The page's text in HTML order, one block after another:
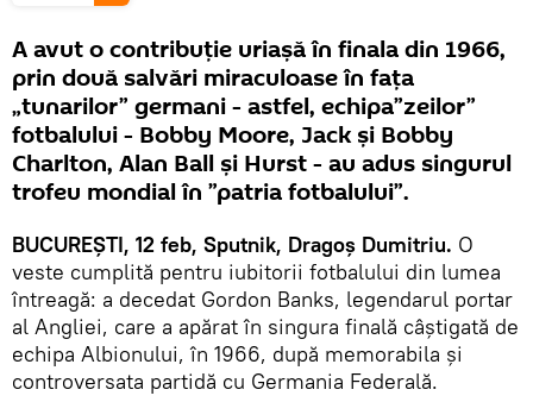
A avut o contribuție uriașă în finala din 1966,
prin două salvări miraculoase în fața
„tunarilor” germani - astfel, echipa”zeilor”
fotbalului - Bobby Moore, Jack și Bobby
Charlton, Alan Ball și Hurst - au adus singurul
trofeu mondial în ”patria fotbalului”.
BUCUREȘTI, 12 feb, Sputnik, Dragoș Dumitriu. O
veste cumplită pentru iubitorii fotbalului din lumea
întreagă: a decedat Gordon Banks, legendarul portar
al Angliei, care a apărat în singura finală câștigată de
echipa Albionului, în 1966, după memorabila și
controversata partidă cu Germania Federală.